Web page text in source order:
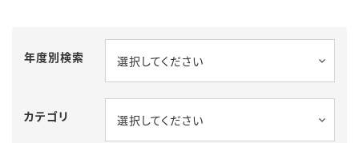
年度別検索 選択してください
カテゴリ 選択してください